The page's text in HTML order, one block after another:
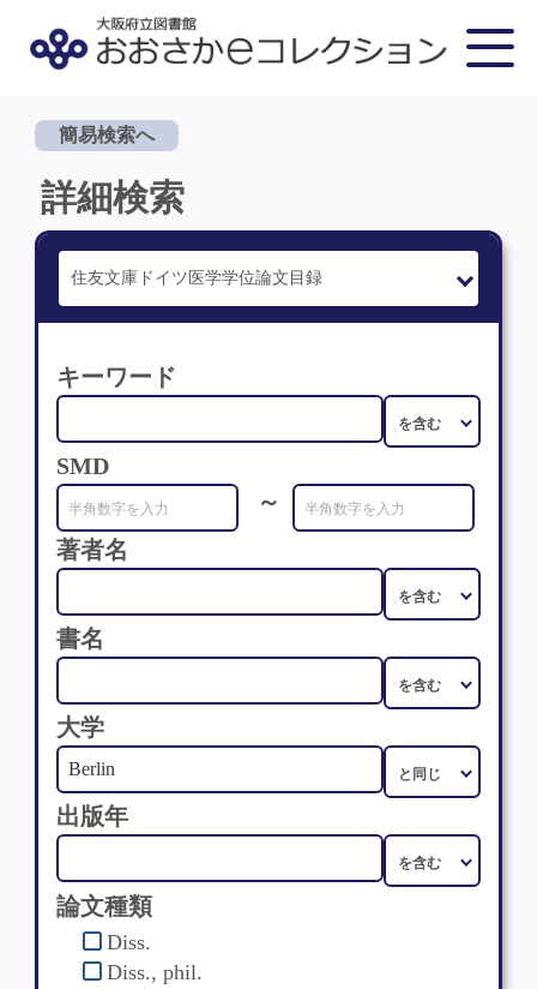
簡易検索へ
詳細検索
キーワード
SMD
～
著者名
書名
大学
出版年
論文種類
Diss.
Diss., phil.